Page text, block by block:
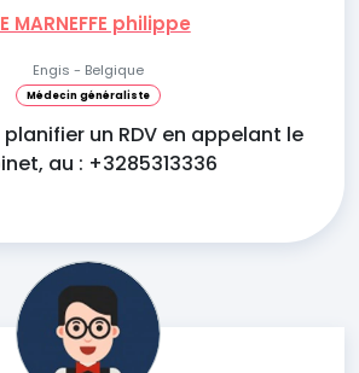
MARNEFFE philippe
Engis - Belgique
Médecin généraliste
un RDV en appelant le
au : +3285313336